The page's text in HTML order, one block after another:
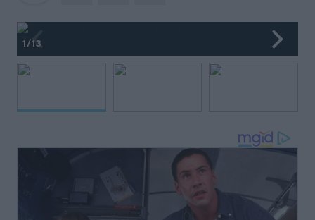
1/13
Συνεντεύξεις